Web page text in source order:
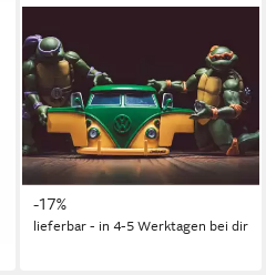
TEENAGE MUTANT NINJA
TURTLES
Spielzeug-Auto Turtles
Leonardo 1962 VW Bus ca.
18 cm inkl. Die-Cast Figur
Leonardo
24,99 € UVP29,99 €
-17%
lieferbar - in 4-5 Werktagen bei dir